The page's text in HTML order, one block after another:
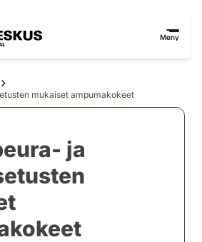
Meny
mukaiset ampumakokeet
ja